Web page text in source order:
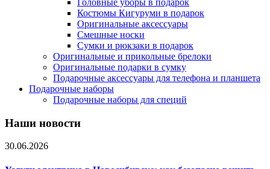
Головные уборы в подарок
Костюмы Кигуруми в подарок
Оригинальные аксессуары
Смешные носки
Сумки и рюкзаки в подарок
Оригинальные и прикольные брелоки
Оригинальные подарки в сумку
Подарочные аксессуары для телефона и планшета
Подарочные наборы
Подарочные наборы для специй
Наши новости
30.06.2026